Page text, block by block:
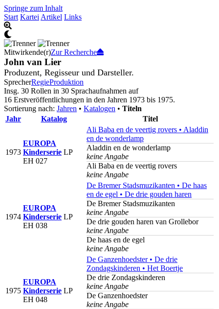
Springe zum Inhalt
Start Kartei Artikel Links
Mitwirkende(r)Zur Recherche
John van Lier
Produzent, Regisseur und Darsteller.
SprecherRegieProduktion
Insg. 30 Rollen in 30 Sprachaufnahmen auf
16 Erstveröffentlichungen in den Jahren 1973 bis 1975.
Sortierung nach: Jahren • Katalogen • Titeln
Jahr
Katalog Titel
1973
EUROPA
Kinderserie LP
EH 027
Ali Baba en de veertig rovers • Aladdin
en de wonderlamp
Aladdin en de wonderlamp
keine Angabe
Ali Baba en de veertig rovers
keine Angabe
1974
EUROPA
Kinderserie LP
EH 038
De Bremer Stadsmuzikanten • De haas
en de egel • De drie gouden haren
De Bremer Stadsmuzikanten
keine Angabe
De drie gouden haren van Grollebor
keine Angabe
De haas en de egel
keine Angabe
1975
EUROPA
Kinderserie LP
EH 048
De Ganzenhoedster • De drie
Zondagskinderen • Het Boertje
De drie Zondagskinderen
keine Angabe
De Ganzenhoedster
keine Angabe